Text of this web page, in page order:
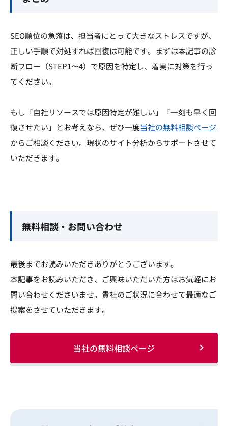
SEO順位の急落は、担当者にとって大きなストレスですが、
正しい手順で対処すれば回復は可能です。まずは本記事の診
断フロー（STEP1〜4）で原因を特定し、着実に対策を行っ
てください。
もし「自社リソースでは原因特定が難しい」「一刻も早く回
復させたい」とお考えなら、ぜひ一度当社の無料相談ページ
からご相談ください。現状のサイト分析からサポートさせて
いただきます。
無料相談・お問い合わせ
最後までお読みいただきありがとうございます。
本記事をお読みいただき、ご興味いただいた方はお気軽にお
問い合わせくださいませ。貴社のご状況に合わせて最適なご
提案をさせていただきます。
当社の無料相談ページ